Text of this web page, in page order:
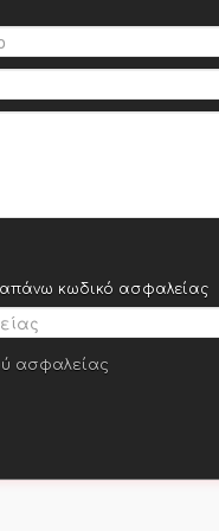
κωδικό ασφαλείας
ασφαλείας